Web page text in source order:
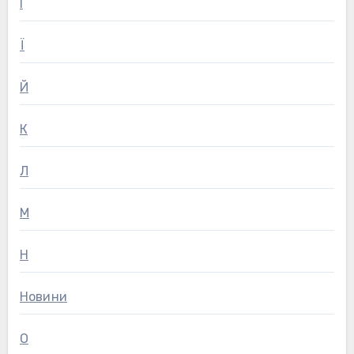
І
Ї
Й
К
Л
М
Н
Новини
О